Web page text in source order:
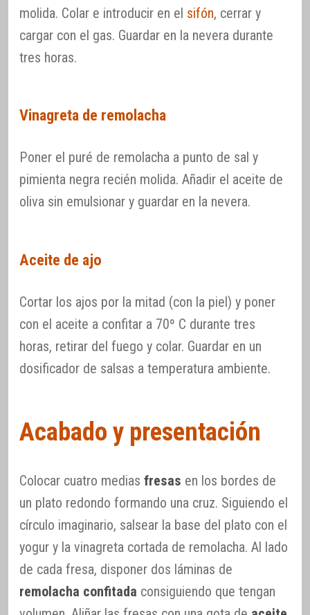
molida. Colar e introducir en el sifón, cerrar y
cargar con el gas. Guardar en la nevera durante
tres horas.
Vinagreta de remolacha
Poner el puré de remolacha a punto de sal y
pimienta negra recién molida. Añadir el aceite de
oliva sin emulsionar y guardar en la nevera.
Aceite de ajo
Cortar los ajos por la mitad (con la piel) y poner
con el aceite a confitar a 70º C durante tres
horas, retirar del fuego y colar. Guardar en un
dosificador de salsas a temperatura ambiente.
Acabado y presentación
Colocar cuatro medias fresas en los bordes de
un plato redondo formando una cruz. Siguiendo el
círculo imaginario, salsear la base del plato con el
yogur y la vinagreta cortada de remolacha. Al lado
de cada fresa, disponer dos láminas de
remolacha confitada consiguiendo que tengan